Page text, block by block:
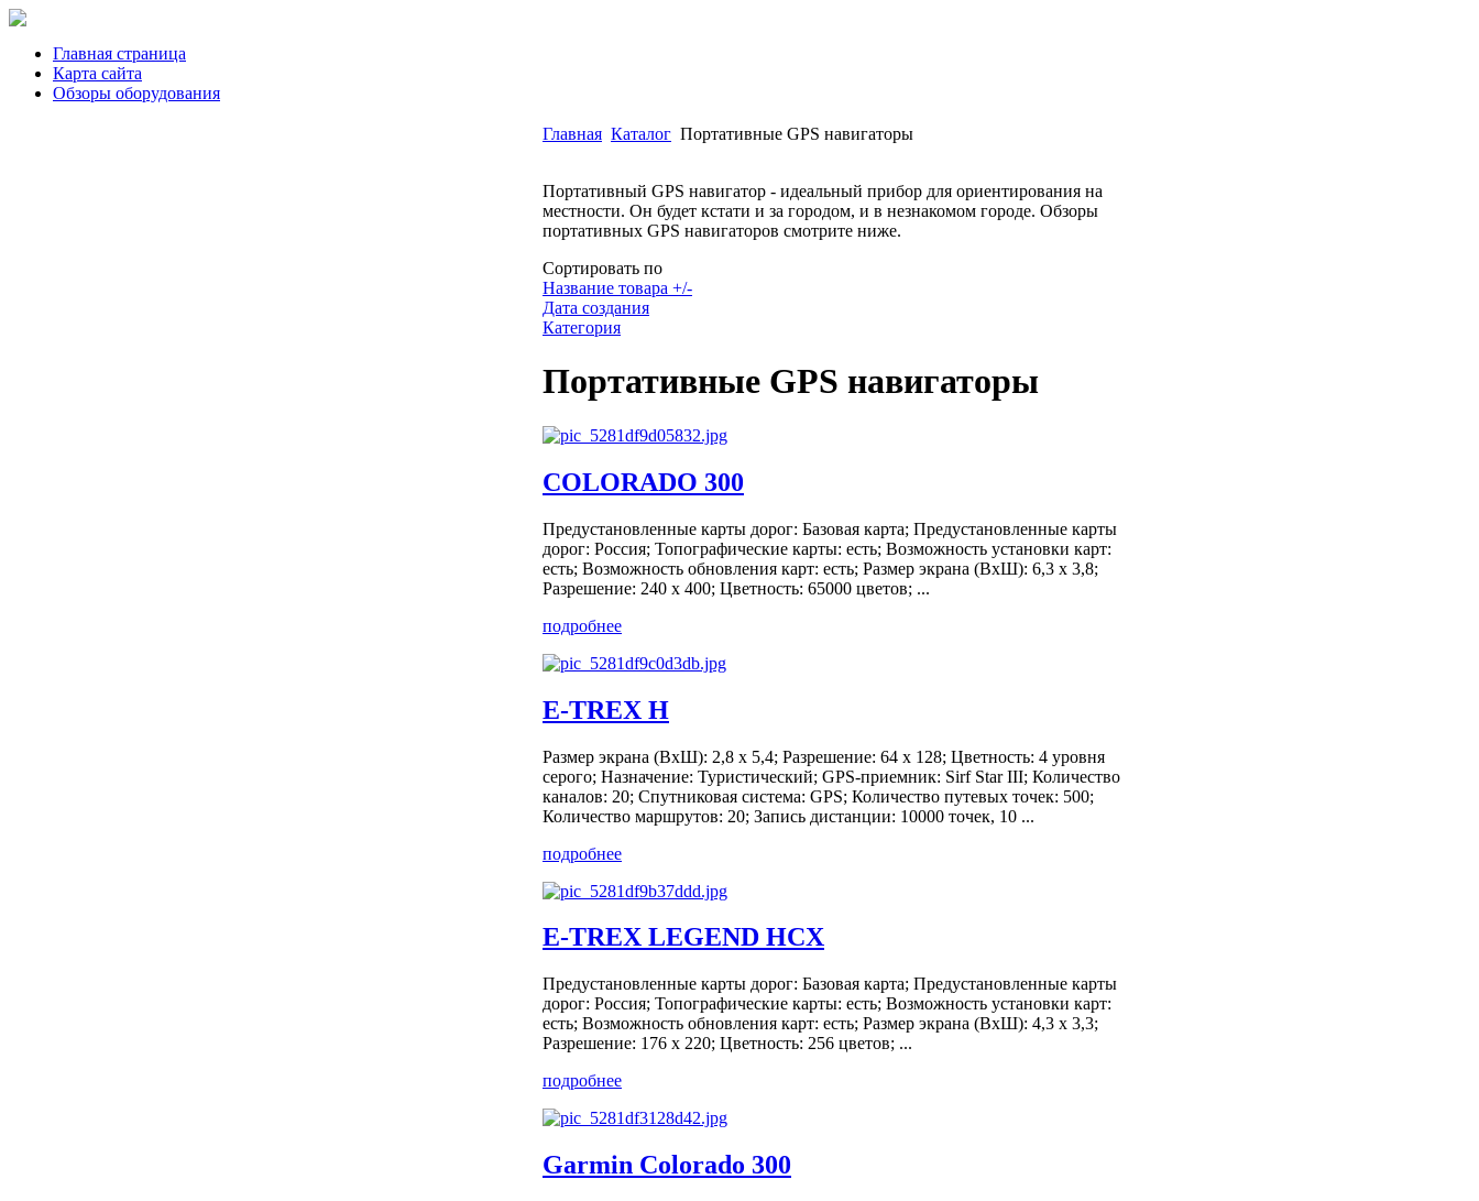
Главная страница
Карта сайта
Обзоры оборудования
Главная Каталог Портативные GPS навигаторы
Портативный GPS навигатор - идеальный прибор для ориентирования на
местности. Он будет кстати и за городом, и в незнакомом городе. Обзоры
портативных GPS навигаторов смотрите ниже.
Сортировать по
Название товара +/-
Дата создания
Категория
Портативные GPS навигаторы
COLORADO 300
Предустановленные карты дорог: Базовая карта; Предустановленные карты
дорог: Россия; Топографические карты: есть; Возможность установки карт:
есть; Возможность обновления карт: есть; Размер экрана (ВxШ): 6,3 x 3,8;
Разрешение: 240 x 400; Цветность: 65000 цветов; ...
подробнее
E-TREX H
Размер экрана (ВxШ): 2,8 х 5,4; Разрешение: 64 x 128; Цветность: 4 уровня
серого; Назначение: Туристический; GPS-приемник: Sirf Star III; Количество
каналов: 20; Спутниковая система: GPS; Количество путевых точек: 500;
Количество маршрутов: 20; Запись дистанции: 10000 точек, 10 ...
подробнее
E-TREX LEGEND HCX
Предустановленные карты дорог: Базовая карта; Предустановленные карты
дорог: Россия; Топографические карты: есть; Возможность установки карт:
есть; Возможность обновления карт: есть; Размер экрана (ВxШ): 4,3 x 3,3;
Разрешение: 176 x 220; Цветность: 256 цветов; ...
подробнее
Garmin Colorado 300